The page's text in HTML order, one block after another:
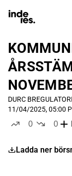
DURC B
11/04/2025, 05:00
0
0
Ladda ner